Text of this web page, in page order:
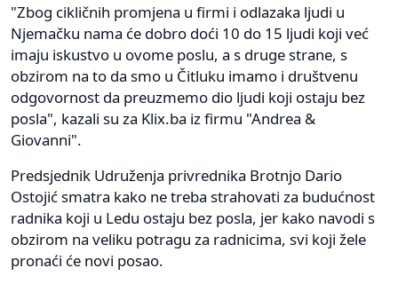
"Zbog cikličnih promjena u firmi i odlazaka ljudi u
Njemačku nama će dobro doći 10 do 15 ljudi koji već
imaju iskustvo u ovome poslu, a s druge strane, s
obzirom na to da smo u Čitluku imamo i društvenu
odgovornost da preuzmemo dio ljudi koji ostaju bez
posla", kazali su za Klix.ba iz firmu "Andrea &
Giovanni".
Predsjednik Udruženja privrednika Brotnjo Dario
Ostojić smatra kako ne treba strahovati za budućnost
radnika koji u Ledu ostaju bez posla, jer kako navodi s
obzirom na veliku potragu za radnicima, svi koji žele
pronaći će novi posao.